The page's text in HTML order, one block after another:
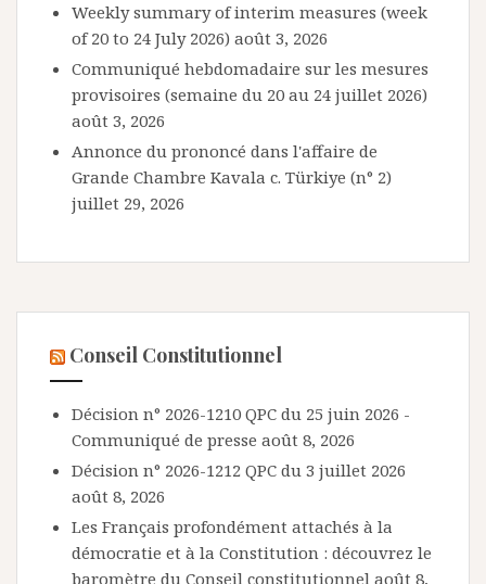
Weekly summary of interim measures (week
of 20 to 24 July 2026) août 3, 2026
Communiqué hebdomadaire sur les mesures
provisoires (semaine du 20 au 24 juillet 2026)
août 3, 2026
Annonce du prononcé dans l'affaire de
Grande Chambre Kavala c. Türkiye (n° 2)
juillet 29, 2026
Conseil Constitutionnel
Décision n° 2026-1210 QPC du 25 juin 2026 -
Communiqué de presse août 8, 2026
Décision n° 2026-1212 QPC du 3 juillet 2026
août 8, 2026
Les Français profondément attachés à la
démocratie et à la Constitution : découvrez le
baromètre du Conseil constitutionnel août 8,